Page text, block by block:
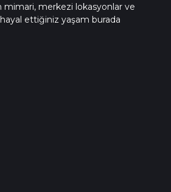
mimari, merkezi lokasyonlar ve
ettiğiniz yaşam burada